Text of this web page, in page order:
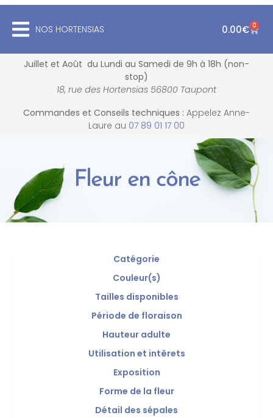
NOS HORTENSIAS 0.00€ 0
Juillet et Août du Lundi au Samedi de 9h à 18h (non-
stop)
18, rue des Hortensias 56800 Taupont
Commandes et Conseils techniques : Appelez Anne-
Laure au 07 89 01 17 00
Fleur en cône
Catégorie
Couleur(s)
Tailles disponibles
Période de floraison
Hauteur adulte
Utilisation et intêrets
Exposition
Forme de la fleur
Détail des sépales